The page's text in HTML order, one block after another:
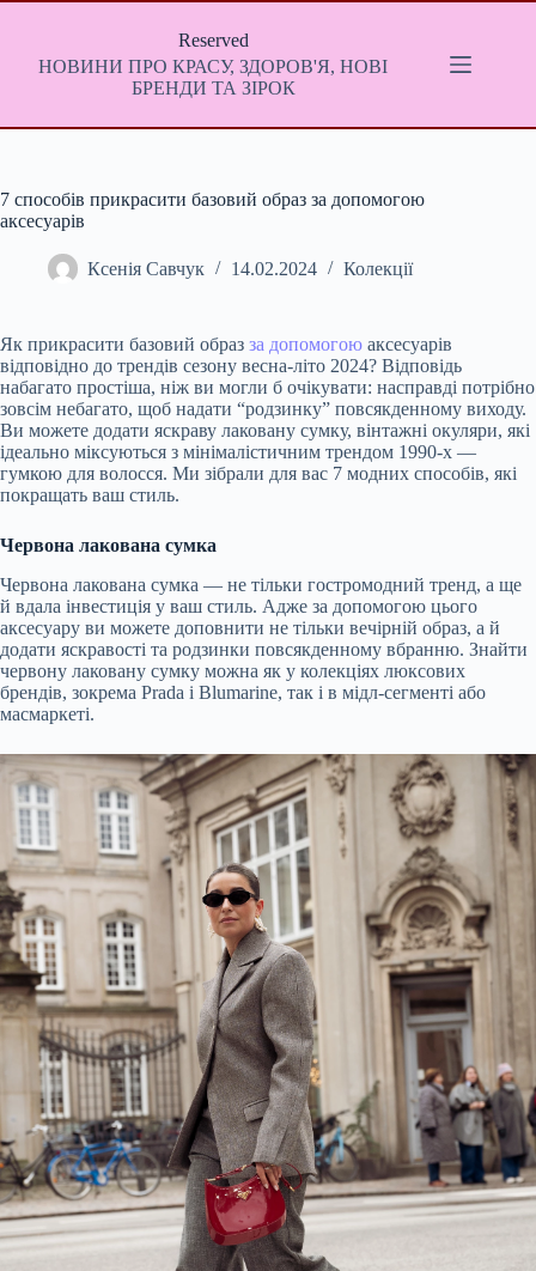
Перейти
Reserved
НОВИНИ ПРО КРАСУ, ЗДОРОВ'Я, НОВІ
БРЕНДИ ТА ЗІРОК
7 способів прикрасити базовий образ за допомогою
аксесуарів
Ксенія Савчук 14.02.2024 Колекції
Як прикрасити базовий образ за допомогою аксесуарів
відповідно до трендів сезону весна-літо 2024? Відповідь
набагато простіша, ніж ви могли б очікувати: насправді потрібно
зовсім небагато, щоб надати “родзинку” повсякденному виходу.
Ви можете додати яскраву лаковану сумку, вінтажні окуляри, які
ідеально міксуються з мінімалістичним трендом 1990-х —
гумкою для волосся. Ми зібрали для вас 7 модних способів, які
покращать ваш стиль.
Червона лакована сумка
Червона лакована сумка — не тільки гостромодний тренд, а ще
й вдала інвестиція у ваш стиль. Адже за допомогою цього
аксесуару ви можете доповнити не тільки вечірній образ, а й
додати яскравості та родзинки повсякденному вбранню. Знайти
червону лаковану сумку можна як у колекціях люксових
брендів, зокрема Prada і Blumarine, так і в мідл-сегменті або
масмаркеті.